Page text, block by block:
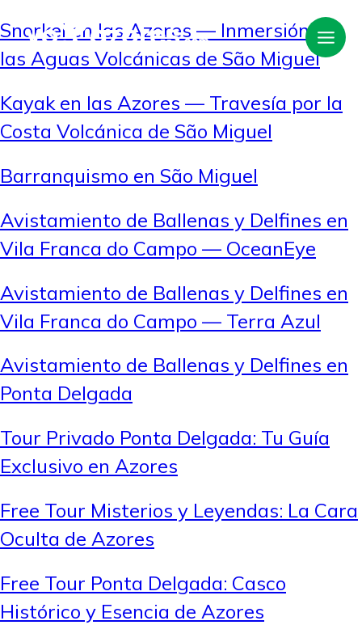
Snorkel en las Azores — Inmersión en
las Aguas Volcánicas de São Miguel
Kayak en las Azores — Travesía por la
Costa Volcánica de São Miguel
Barranquismo en São Miguel
Avistamiento de Ballenas y Delfines en
Vila Franca do Campo — OceanEye
Avistamiento de Ballenas y Delfines en
Vila Franca do Campo — Terra Azul
Avistamiento de Ballenas y Delfines en
Ponta Delgada
Tour Privado Ponta Delgada: Tu Guía
Exclusivo en Azores
Free Tour Misterios y Leyendas: La Cara
Oculta de Azores
Free Tour Ponta Delgada: Casco
Histórico y Esencia de Azores